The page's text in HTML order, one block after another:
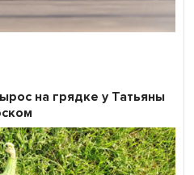
на грядке у Татьяны